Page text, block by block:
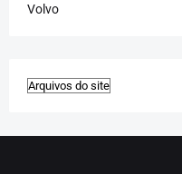
Volvo